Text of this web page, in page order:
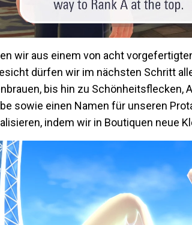
wir aus einem von acht
dürfen wir im nächsten Schritt
bis hin zu
sowie einen Namen für unseren
indem wir in Boutiquen neue